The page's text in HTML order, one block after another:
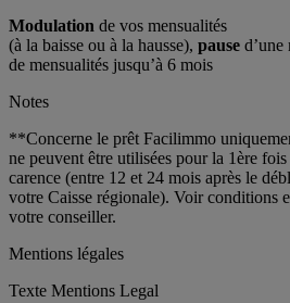
Modulation de vos mensualités
(à la baisse ou à la hausse), pause d’une
de mensualités jusqu’à 6 mois
Notes
**Concerne le prêt Facilimmo
ne peuvent être utilisées pour la 1ère
carence (entre 12 et 24 mois après le
votre Caisse régionale). Voir conditions
votre conseiller.
Mentions légales
Texte Mentions Legal